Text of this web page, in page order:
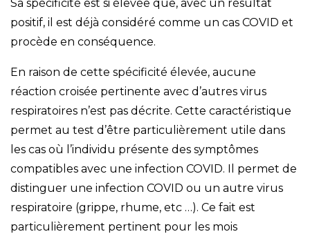
Sa spécificité est si élevée que, avec un résultat
positif, il est déjà considéré comme un cas COVID et
procède en conséquence.
En raison de cette spécificité élevée, aucune
réaction croisée pertinente avec d’autres virus
respiratoires n’est pas décrite. Cette caractéristique
permet au test d’être particulièrement utile dans
les cas où l’individu présente des symptômes
compatibles avec une infection COVID. Il permet de
distinguer une infection COVID ou un autre virus
respiratoire (grippe, rhume, etc …). Ce fait est
particulièrement pertinent pour les mois